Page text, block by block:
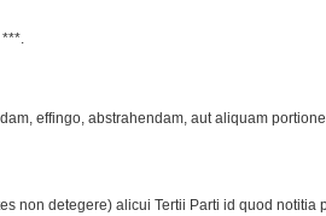
***.
effingo, abstrahendam, aut aliquam
non detegere) alicui Tertii Parti id quod notitia